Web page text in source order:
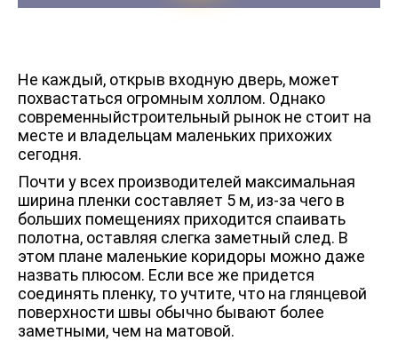
Не каждый, открыв входную дверь, может
похвастаться огромным холлом. Однако
современныйстроительный рынок не стоит на
месте и владельцам маленьких прихожих
сегодня.
Почти у всех производителей максимальная
ширина пленки составляет 5 м, из-за чего в
больших помещениях приходится спаивать
полотна, оставляя слегка заметный след. В
этом плане маленькие коридоры можно даже
назвать плюсом. Если все же придется
соединять пленку, то учтите, что на глянцевой
поверхности швы обычно бывают более
заметными, чем на матовой.